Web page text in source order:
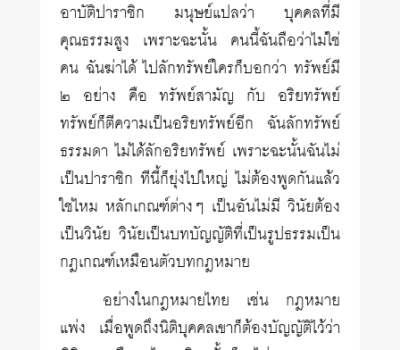
อาบัติปาราชิก มนุษย์แปลว่า บุคคลที่มี
คุณธรรมสูง เพราะฉะนั้น คนนี้ฉันถือว่าไม่ใช่
คน ฉันฆ่าได้ ไปลักทรัพย์ใครก็บอกว่า ทรัพย์มี
๒ อย่าง คือ ทรัพย์สามัญ กับ อริยทรัพย์
ทรัพย์ก็ตีความเป็นอริยทรัพย์อีก ฉันลักทรัพย์
ธรรมดา ไม่ได้ลักอริยทรัพย์ เพราะฉะนั้นฉันไม่
เป็นปาราชิก ทีนี้ก็ยุ่งไปใหญ่ ไม่ต้องพูดกันแล้ว
ใช่ไหม หลักเกณฑ์ต่างๆ เป็นอันไม่มี วินัยต้อง
เป็นวินัย วินัยเป็นบทบัญญัติที่เป็นรูปธรรมเป็น
กฎเกณฑ์เหมือนตัวบทกฎหมาย
อย่างในกฎหมายไทย เช่น กฎหมาย
แพ่ง เมื่อพูดถึงนิติบุคคลเขาก็ต้องบัญญัติไว้ว่า